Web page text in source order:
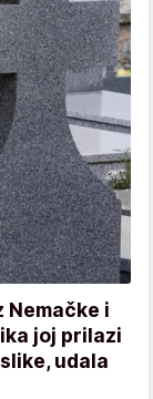
Nemačke i
joj prilazi
udala